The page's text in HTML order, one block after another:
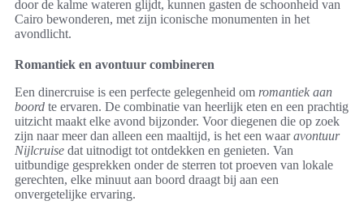
door de kalme wateren glijdt, kunnen gasten de schoonheid van
Cairo bewonderen, met zijn iconische monumenten in het
avondlicht.
Romantiek en avontuur combineren
Een dinercruise is een perfecte gelegenheid om romantiek aan
boord te ervaren. De combinatie van heerlijk eten en een prachtig
uitzicht maakt elke avond bijzonder. Voor diegenen die op zoek
zijn naar meer dan alleen een maaltijd, is het een waaravontuur
Nijlcruise dat uitnodigt tot ontdekken en genieten. Van
uitbundige gesprekken onder de sterren tot proeven van lokale
gerechten, elke minuut aan boord draagt bij aan een
onvergetelijke ervaring.